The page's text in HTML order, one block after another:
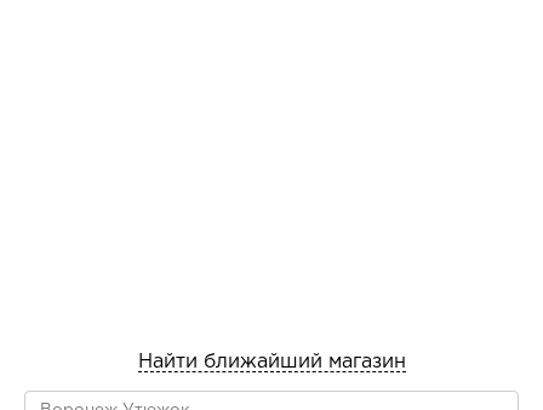
Найти ближайший магазин